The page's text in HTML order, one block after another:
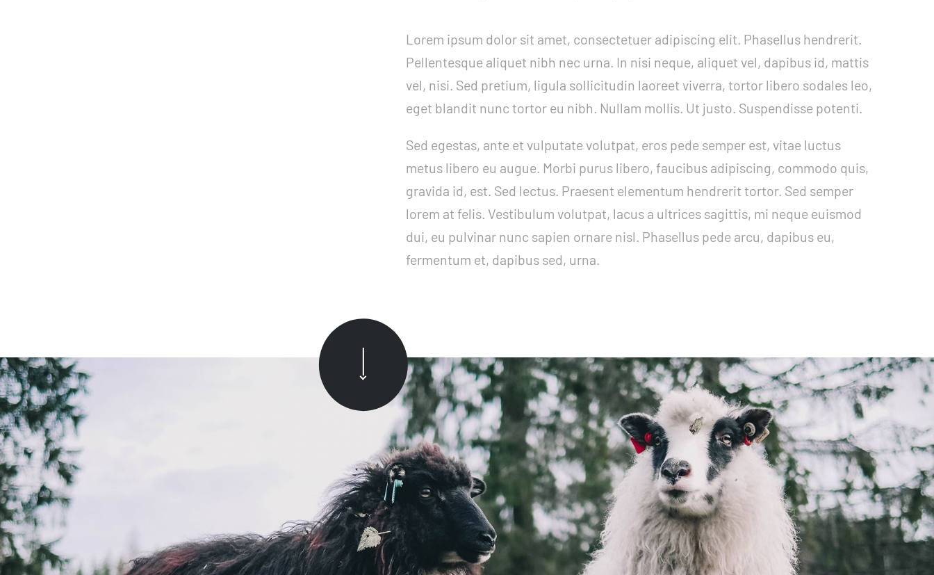
Lorem ipsum dolor sit amet, consectetuer adipiscing elit. Phasellus hendrerit.
Pellentesque aliquet nibh nec urna. In nisi neque, aliquet vel, dapibus id, mattis
vel, nisi. Sed pretium, ligula sollicitudin laoreet viverra, tortor libero sodales leo,
eget blandit nunc tortor eu nibh. Nullam mollis. Ut justo. Suspendisse potenti.
Sed egestas, ante et vulputate volutpat, eros pede semper est, vitae luctus
metus libero eu augue. Morbi purus libero, faucibus adipiscing, commodo quis,
gravida id, est. Sed lectus. Praesent elementum hendrerit tortor. Sed semper
lorem at felis. Vestibulum volutpat, lacus a ultrices sagittis, mi neque euismod
dui, eu pulvinar nunc sapien ornare nisl. Phasellus pede arcu, dapibus eu,
fermentum et, dapibus sed, urna.